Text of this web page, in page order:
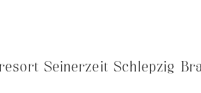
Seinerzeit Schlepzig